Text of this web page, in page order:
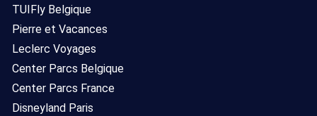
TUIFly Belgique
Pierre et Vacances
Leclerc Voyages
Center Parcs Belgique
Center Parcs France
Disneyland Paris